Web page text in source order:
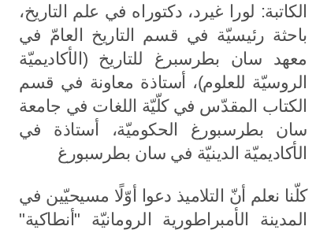
الكاتبة: لورا غيرد، دكتوراه في علم التاريخ،
باحثة رئيسيّة في قسم التاريخ العامّ في
معهد سان بطرسبرغ للتاريخ (الأكاديميّة
الروسيّة للعلوم)، أستاذة معاونة في قسم
الكتاب المقدّس في كلّيّة اللغات في جامعة
سان بطرسبورغ الحكوميّة، أستاذة في
الأكاديميّة الدينيّة في سان بطرسبورغ
كلّنا نعلم أنّ التلاميذ دعوا أوّلًا مسيحيّين في
المدينة الأمبراطورية الرومانيّة "أنطاكية"